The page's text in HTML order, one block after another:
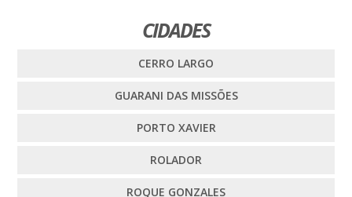
CIDADES
CERRO LARGO
GUARANI DAS MISSÕES
PORTO XAVIER
ROLADOR
ROQUE GONZALES